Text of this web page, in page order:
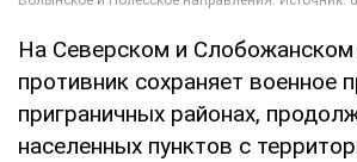
На Северском и Слобожанском
противник сохраняет военное
приграничных районах,
населенных пунктов с